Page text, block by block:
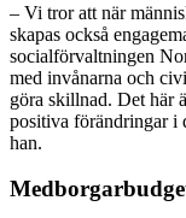
– Vi tror att när
skapas också
socialförvaltningen
med invånarna och
göra skillnad. Det här
positiva förändringar i
han.